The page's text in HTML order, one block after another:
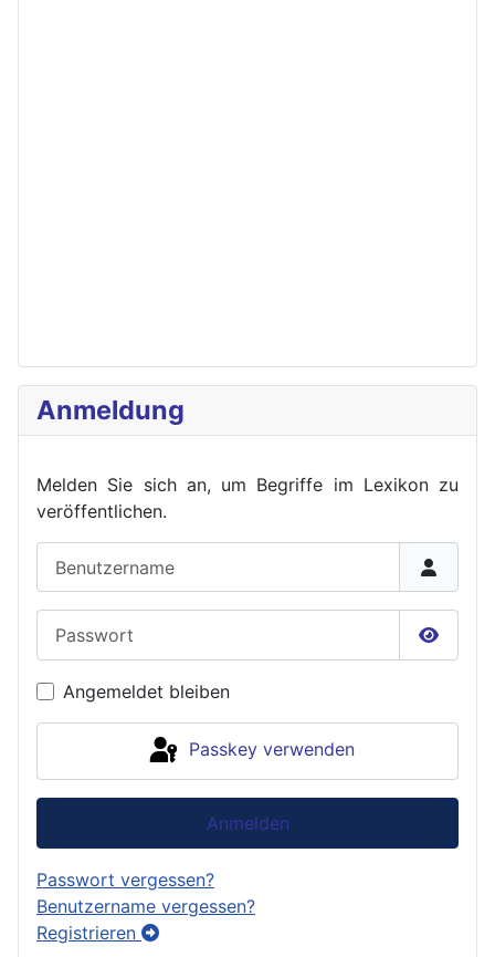
Anmeldung
Melden Sie sich an, um Begriffe im Lexikon zu
veröffentlichen.
Angemeldet bleiben
Passkey verwenden
Anmelden
Passwort vergessen?
Benutzername vergessen?
Registrieren